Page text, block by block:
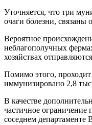
Уточняется, что три
очаги болезни, связаны
Вероятное
неблагополучных
хозяйствах
Помимо этого,
иммунизировано 2,8
В качестве
частичное
соседнем департаменте